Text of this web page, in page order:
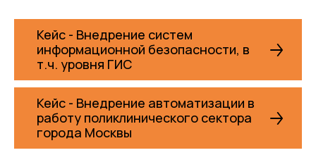
Отсутствие мотивации внутренних команд к
внешней коммерциализации IT-разработок
Конфликт между внутренним заказчиком и
Неподготовленность процессов и
персонала к продаже на внешний рынок
собственных разработок
Кейс - Внедрение систем
информационной безопасности, в
т.ч. уровня ГИС
Кейс - Внедрение автоматизации в
работу поликлинического сектора
города Москвы